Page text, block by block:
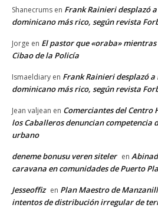
Shanecrums en Frank Rainieri desplazó
dominicano más rico, según revista
Jorge en El pastor que «oraba»
Cibao de la Policía
Ismaeldiary en Frank Rainieri desplazó a
dominicano más rico, según revista
Jean valjean en Comerciantes del Centro
los Caballeros denuncian competencia
urbano
deneme bonusu veren siteler en
caravana en comunidades de Puerto
Jesseoffiz en Plan Maestro de
intentos de distribución irregular de